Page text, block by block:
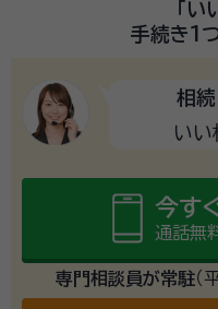
「い
手続き1
相続
いい
今す
通話無
専門相談員が常駐（